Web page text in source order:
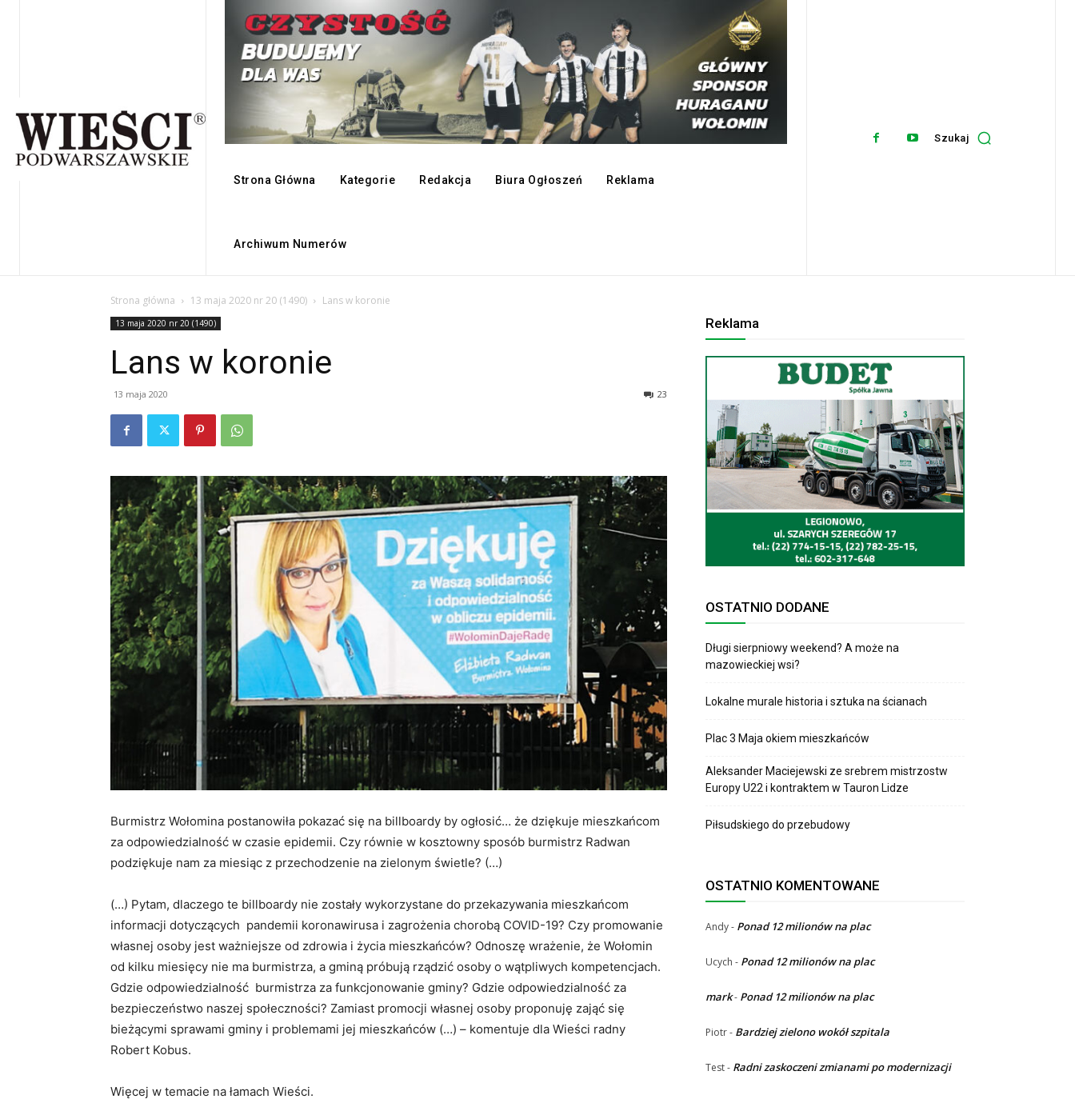
Strona Główna Kategorie Redakcja Biura Ogłoszeń Reklama
Archiwum Numerów
Szukaj
Strona główna 13 maja 2020 nr 20 (1490) Lans w koronie
13 maja 2020 nr 20 (1490)
Lans w koronie
13 maja 2020 23
Burmistrz Wołomina postanowiła pokazać się na billboardy by ogłosić… że dziękuje mieszkańcom
za odpowiedzialność w czasie epidemii. Czy równie w kosztowny sposób burmistrz Radwan
podziękuje nam za miesiąc z przechodzenie na zielonym świetle? (…)
(…) Pytam, dlaczego te billboardy nie zostały wykorzystane do przekazywania mieszkańcom
informacji dotyczących pandemii koronawirusa i zagrożenia chorobą COVID-19? Czy promowanie
własnej osoby jest ważniejsze od zdrowia i życia mieszkańców? Odnoszę wrażenie, że Wołomin
od kilku miesięcy nie ma burmistrza, a gminą próbują rządzić osoby o wątpliwych kompetencjach.
Gdzie odpowiedzialność burmistrza za funkcjonowanie gminy? Gdzie odpowiedzialność za
bezpieczeństwo naszej społeczności? Zamiast promocji własnej osoby proponuję zająć się
bieżącymi sprawami gminy i problemami jej mieszkańców (…) – komentuje dla Wieści radny
Robert Kobus.
Więcej w temacie na łamach Wieści.
Reklama
OSTATNIO DODANE
Długi sierpniowy weekend? A może na
mazowieckiej wsi?
Lokalne murale historia i sztuka na ścianach
Plac 3 Maja okiem mieszkańców
Aleksander Maciejewski ze srebrem mistrzostw
Europy U22 i kontraktem w Tauron Lidze
Piłsudskiego do przebudowy
OSTATNIO KOMENTOWANE
Andy- Ponad 12 milionów na plac
Ucych - Ponad 12 milionów na plac
mark- Ponad 12 milionów na plac
Piotr- Bardziej zielono wokół szpitala
Test- Radni zaskoczeni zmianami po modernizacji